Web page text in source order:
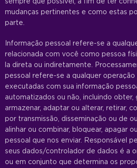
mudanças pertinentes e como estas
parte.
Informação pessoal refere-se a
relacionada com você como pessoa
la direta ou indiretamente.
pessoal refere-se a qualquer
executadas com sua informação
automatizados ou não, incluindo obter,
armazenar, adaptar ou alterar, retirar,
por transmissão, disseminação ou de
alinhar ou combinar, bloquear, apagar
pessoal que nos enviar. Responsável
seus dados/controlador de dados é a
ou em conjunto que determina os